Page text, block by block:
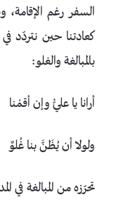
السفر رغم
كعادتنا حين نتردّد
بالمبالغة والغلو:
أرانا يا عليُّ وإن
ولولا أن يُظَنَّ بنا غُلوٌ
تحرّزه من المبالغة في